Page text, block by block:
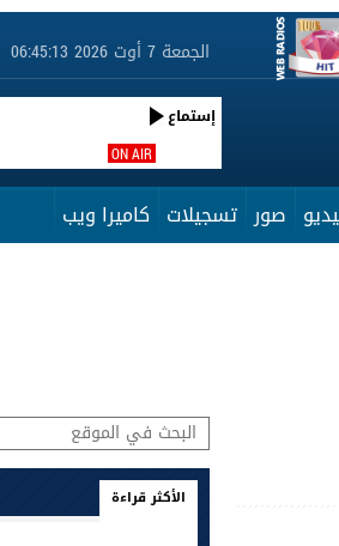
الجمعة 7 أوت 2026 06:45:14
ON AIR
إستماع
صور تسجيلات كاميرا ويب
الأكثر قراءة